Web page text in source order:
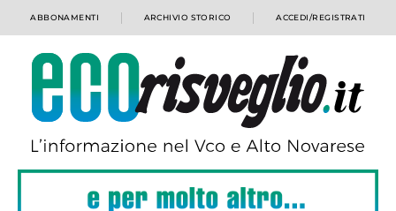
ABBONAMENTI ARCHIVIO STORICO ACCEDI/REGISTRATI